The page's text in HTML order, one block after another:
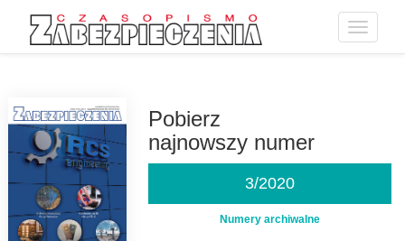
Toggle
Pobierz
najnowszy numer
3/2020
Numery archiwalne